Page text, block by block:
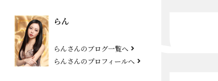
らん
らんさんのブログ一覧へ
らんさんのプロフィールへ